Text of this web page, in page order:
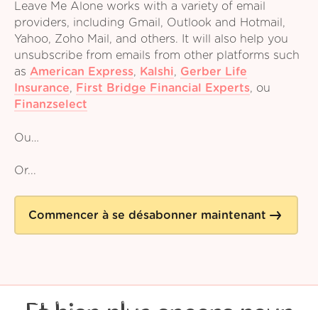
Leave Me Alone works with a variety of email
providers, including Gmail, Outlook and Hotmail,
Yahoo, Zoho Mail, and others. It will also help you
unsubscribe from emails from other platforms such
as American Express, Kalshi, Gerber Life
Insurance, First Bridge Financial Experts, ou
Finanzselect
Ou…
Or...
Commencer à se désabonner maintenant